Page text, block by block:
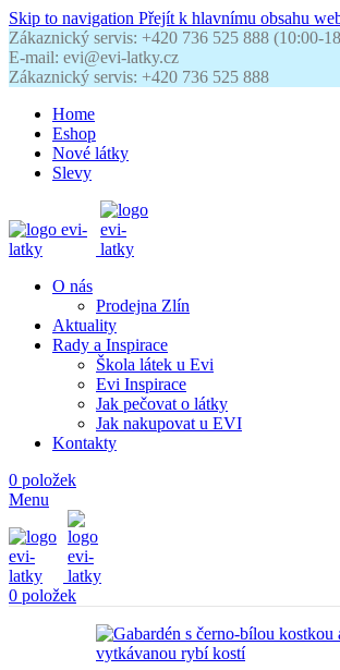
Skip to navigation Přejít k hlavnímu obsahu
Zákaznický servis: +420 736 525 888 (10:00-
E-mail: evi@evi-latky.cz
Zákaznický servis: +420 736 525 888
Home
Eshop
Nové látky
Slevy
O nás
Prodejna Zlín
Aktuality
Rady a Inspirace
Škola látek u Evi
Evi Inspirace
Jak pečovat o látky
Jak nakupovat u EVI
Kontakty
0 položek
Menu
0 položek